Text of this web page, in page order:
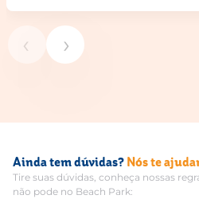
‹ ›
Ainda tem dúvidas? Nós te
Tire suas dúvidas, conheça nossas
não pode no Beach Park: